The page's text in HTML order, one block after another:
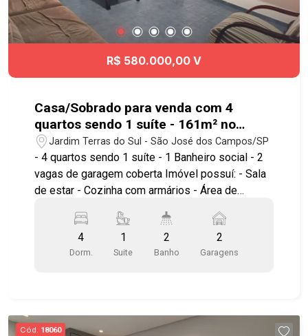
R$ 580.000,00 V
Casa/Sobrado para venda com 4
quartos sendo 1 suíte - 161m² no
bairro Jardim Terras do Sul
Jardim Terras do Sul - São José dos Campos/SP
- 4 quartos sendo 1 suíte - 1 Banheiro social - 2
vagas de garagem coberta Imóvel possuí: - Sala
de estar - Cozinha com armários - Área de
churrasqueira Localização Excelente! Próximo de
mercados, farmácia, escolas, padaria. Agende já
sua visita! #imobiliaria #geraçãoimóveis
4
Dorm.
1
Suite
2
Banho
2
Garagens
Cód. 18060